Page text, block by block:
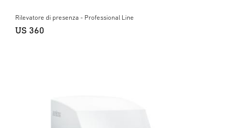
Rilevatore di presenza - Professional Line
US 360